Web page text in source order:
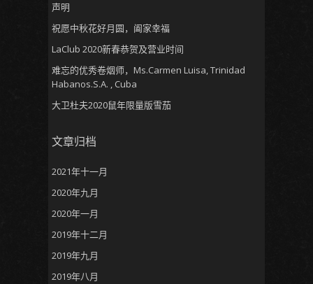
声明
祝愿中秋花好月圆，阖家幸福
LaClub 2020新春恭贺及营业时间
难忘的优秀卷烟师，Ms.Carmen Luisa, Trinidad
Habanos.S.A. , Cuba
大卫杜夫2020鼠年限量版雪茄
文章归档
2021年十一月
2020年九月
2020年一月
2019年十二月
2019年九月
2019年八月